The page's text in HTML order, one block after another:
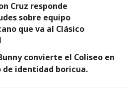
Cruz responde
sobre equipo
que va al Clásico
convierte el Coliseo en
de identidad boricua.